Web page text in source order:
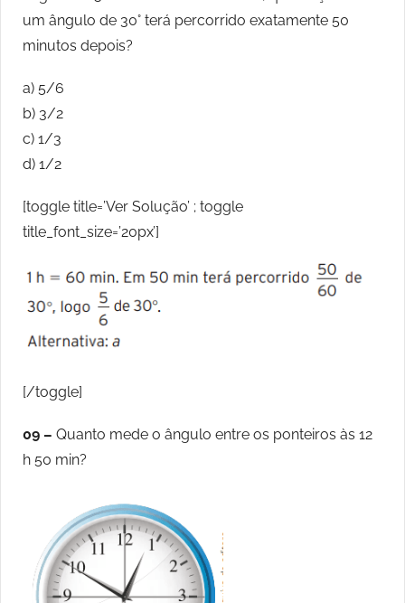
um ângulo de 30° terá percorrido exatamente 50
minutos depois?
a) 5/6
b) 3/2
c) 1/3
d) 1/2
[toggle title=’Ver Solução’ ; toggle
title_font_size=’20px’]
[/toggle]
09 – Quanto mede o ângulo entre os ponteiros às 12
h 50 min?